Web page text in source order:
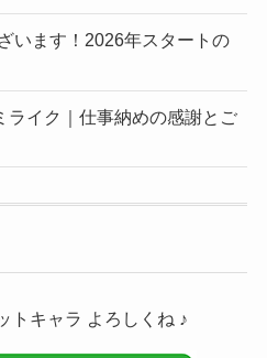
います！2026年スタートの
ライク｜仕事納めの感謝とご
トキャラ よろしくね ♪